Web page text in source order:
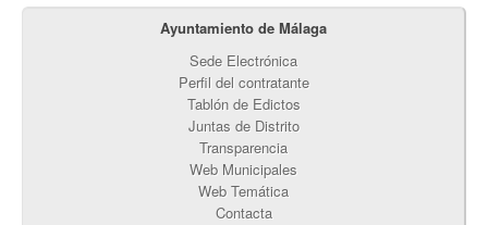
Ayuntamiento de Málaga
Sede Electrónica
Perfil del contratante
Tablón de Edictos
Juntas de Distrito
Transparencia
Web Municipales
Web Temática
Contacta